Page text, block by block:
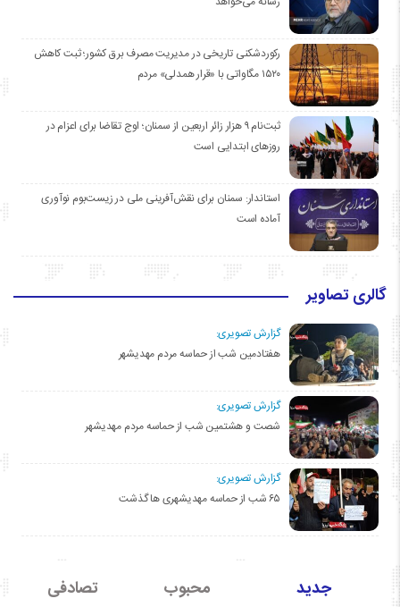
رکوردشکنی تاریخی در مدیریت مصرف برق کشور؛ ثبت کاهش
۱۵۲۰ مگاواتی با «قرار همدلی» مردم
ثبت‌نام ۹ هزار زائر اربعین از سمنان؛ اوج تقاضا برای اعزام در
روزهای ابتدایی است
استاندار: سمنان برای نقش‌آفرینی ملی در زیست‌بوم نوآوری
آماده است
گالری تصاویر
گزارش تصویری:
هفتادمین شب از حماسه مردم مهدیشهر
گزارش تصویری:
شصت و هشتمین شب از حماسه مردم مهدیشهر
گزارش تصویری:
۶۵ شب از حماسه مهدیشهری ها گذشت
جدید محبوب تصادفی